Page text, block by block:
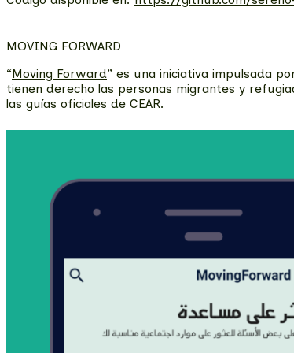
MOVING FORWARD
“Moving Forward” es una iniciativa impulsada
tienen derecho las personas migrantes y
las guías oficiales de CEAR.